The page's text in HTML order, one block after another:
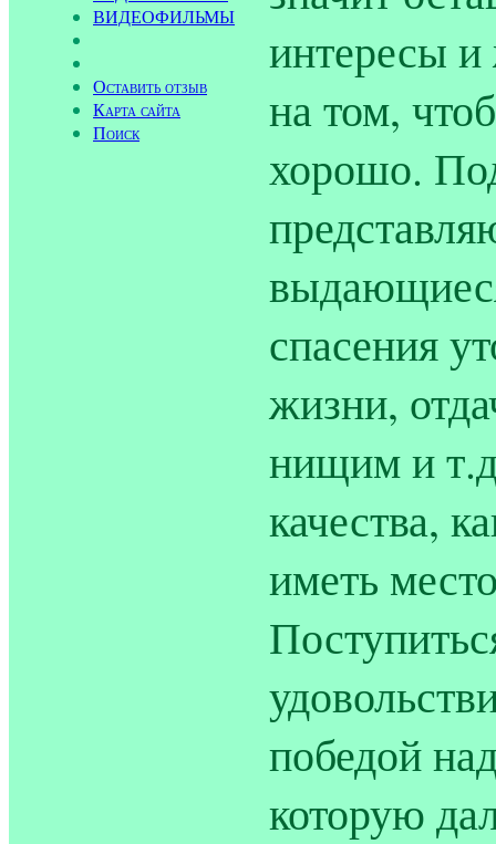
ВИДЕОФИЛЬМЫ
Оставить отзыв
Карта сайта
Поиск
интересы и
на том,
хорошо.
спасения
жизни,
нищим и
качества,
иметь
победой
которую